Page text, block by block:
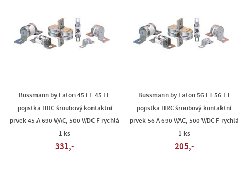
Bussmann by Eaton 45 FE 45 FE
pojistka HRC šroubový kontaktní
prvek 45 A 690 V/AC, 500 V/DC F rychlá
1 ks
331,-
Bussmann by Eaton 56 ET 56 ET
pojistka HRC šroubový kontaktní
prvek 56 A 690 V/AC, 500 V/DC F rychlá
1 ks
205,-